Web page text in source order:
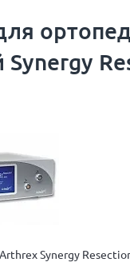
Synergy
Synergy